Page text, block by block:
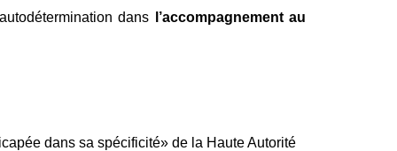
dans l’accompagnement au
dans sa spécificité» de la Haute Autorité